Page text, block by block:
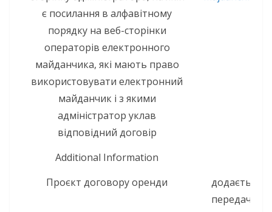
є посилання в алфавітному
порядку на веб-сторінки
операторів електронного
майданчика, які мають право
використовувати електронний
майданчик і з якими
адміністратор уклав
відповідний договір
Additional Information
Проєкт договору оренди
додається
передачу